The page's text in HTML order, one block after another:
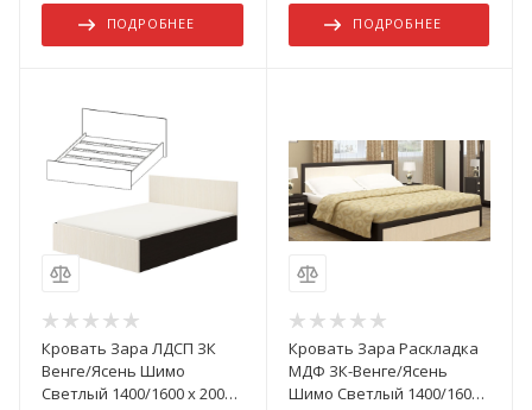
ПОДРОБНЕЕ ПОДРОБНЕЕ
Кровать Зара ЛДСП ЗК
Венге/Ясень Шимо
Светлый 1400/1600 x 2000
Кровать Зара Раскладка
МДФ ЗК-Венге/Ясень
Шимо Светлый 1400/1600